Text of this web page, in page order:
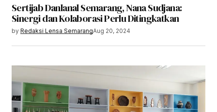
Sertijab Danlanal Semarang, Nana Sudjana:
Sinergi dan Kolaborasi Perlu Ditingkatkan
by Redaksi Lensa SemarangAug 20, 2024